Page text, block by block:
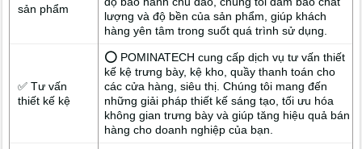
sản phẩm
lượng và độ bền của sản phẩm, giúp khách
hàng yên tâm trong suốt quá trình sử dụng.
✅ Tư vấn
thiết kế kệ
⭕ POMINATECH cung cấp dịch vụ tư vấn thiết
kế kệ trưng bày, kệ kho, quầy thanh toán cho
các cửa hàng, siêu thị. Chúng tôi mang đến
những giải pháp thiết kế sáng tạo, tối ưu hóa
không gian trưng bày và giúp tăng hiệu quả bán
hàng cho doanh nghiệp của bạn.